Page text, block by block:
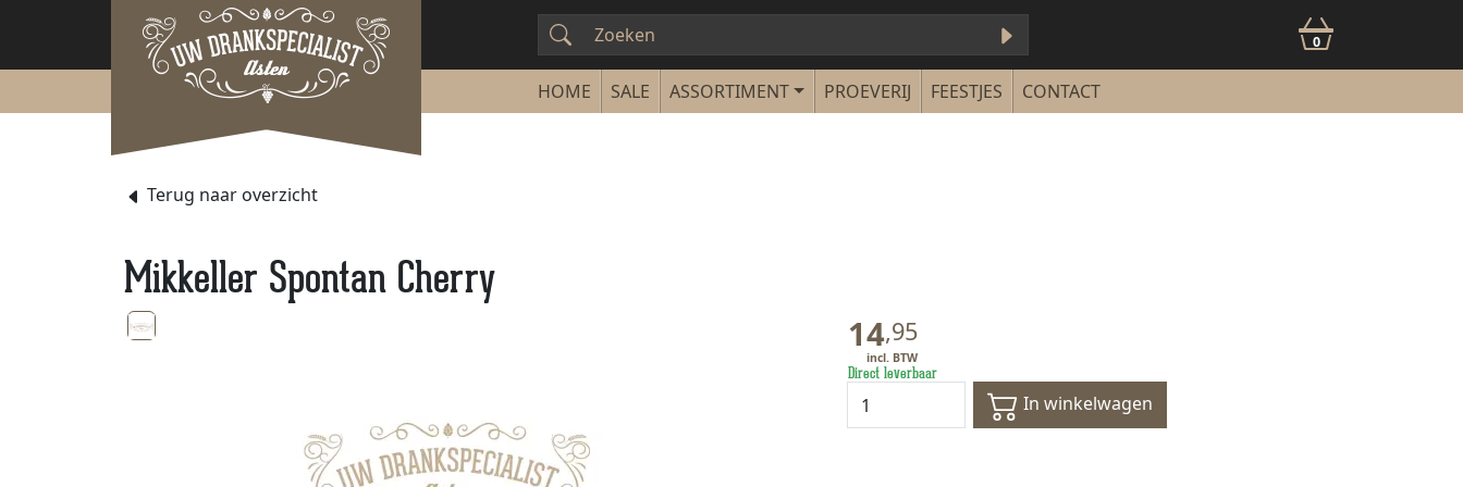
0
SALE ASSORTIMENT PROEVERIJ FEESTJES CONTACT
Terug naar overzicht
Mikkeller Spontan Cherry
14,95
Direct leverbaar
In winkelwagen